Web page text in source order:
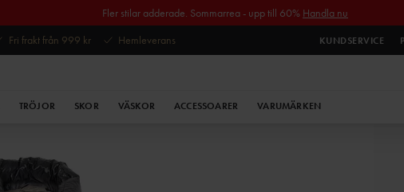
Fler stilar adderade. Sommarrea - upp till 60% Handla nu
Fri frakt från 999 kr Hemleverans KUNDSERVICE
TRÖJOR SKOR VÄSKOR ACCESSOARER VARUMÄRKEN